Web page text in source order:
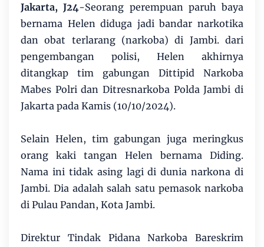
Jakarta, J24-Seorang perempuan paruh baya
bernama Helen diduga jadi bandar narkotika
dan obat terlarang (narkoba) di Jambi. dari
pengembangan polisi, Helen akhirnya
ditangkap tim gabungan Dittipid Narkoba
Mabes Polri dan Ditresnarkoba Polda Jambi di
Jakarta pada Kamis (10/10/2024).
Selain Helen, tim gabungan juga meringkus
orang kaki tangan Helen bernama Diding.
Nama ini tidak asing lagi di dunia narkona di
Jambi. Dia adalah salah satu pemasok narkoba
di Pulau Pandan, Kota Jambi.
Direktur Tindak Pidana Narkoba Bareskrim